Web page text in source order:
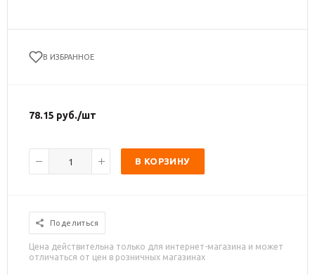
В ИЗБРАННОЕ
78.15 руб./шт
В КОРЗИНУ
Поделиться
Цена действительна только для интернет-магазина и может
отличаться от цен в розничных магазинах